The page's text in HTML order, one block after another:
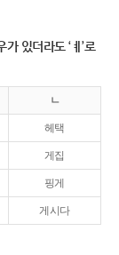
가 있더라도 ‘ㅖ’로
ㄴ
헤택
게집
핑게
게시다